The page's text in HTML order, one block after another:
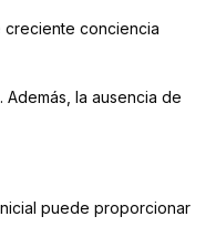
creciente conciencia
la ausencia de
puede proporcionar